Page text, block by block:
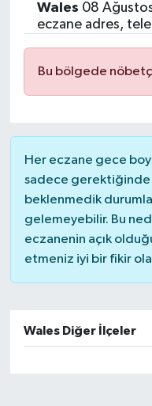
Wales 08
eczane adres,
Bu bölgede
Her eczane gece
sadece gerektiğinde
beklenmedik
gelemeyebilir. Bu
eczanenin açık
etmeniz iyi bir fikir
Wales Diğer İlçeler